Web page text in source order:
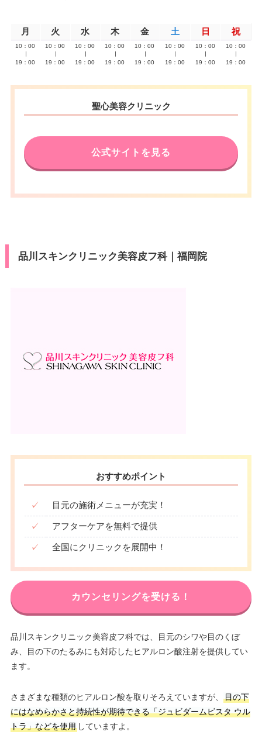
月 火 水 木 金 土 日 祝
10：00
19：00
10：00
19：00
10：00
19：00
10：00
19：00
10：00
19：00
10：00
19：00
10：00
19：00
10：00
19：00
聖心美容クリニック
公式サイトを見る
品川スキンクリニック美容皮フ科｜福岡院
おすすめポイント
✓ 目元の施術メニューが充実！
✓ アフターケアを無料で提供
✓ 全国にクリニックを展開中！
カウンセリングを受ける！
品川スキンクリニック美容皮フ科では、目元のシワや目のくぼ
み、目の下のたるみにも対応したヒアルロン酸注射を提供してい
ます。
さまざまな種類のヒアルロン酸を取りそろえていますが、
目の下
にはなめらかさと持続性が期待できる「ジュビダームビスタ ウル
トラ」などを使用していますよ。